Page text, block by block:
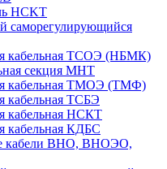
НCKТ
саморегулирующийся
кабельная ТСОЭ (НБМК)
секция МНТ
кабельная ТМОЭ (ТМФ)
кабельная ТСБЭ
кабельная НСКТ
кабельная КДБС
кабели ВНО, ВНОЭО,